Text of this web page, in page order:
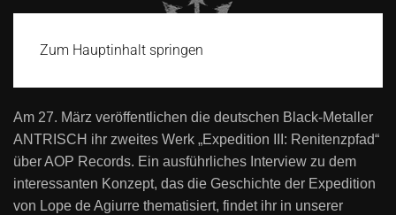
Zum Hauptinhalt springen
Am 27. März veröffentlichen die deutschen Black-Metaller
ANTRISCH ihr zweites Werk „Expedition III: Renitenzpfad“
über AOP Records. Ein ausführliches Interview zu dem
interessanten Konzept, das die Geschichte der Expedition
von Lope de Agiurre thematisiert, findet ihr in unserer